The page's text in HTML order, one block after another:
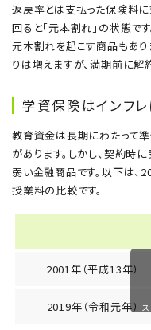
返戻率とは支払った保険料
回ると「元本割れ」の状態で
元本割れを起こす商品もあ
りは増えますが、満期前に解
学資保険はインフ
教育資金は長期にわたって準
があります。しかし、契約時
弱い金融商品です。以下は
授業料の比較です。
2001年（平成13年）
2019年（令和元年）